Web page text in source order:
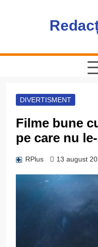
DIVERTISMENT
Filme bune
pe care nu
RPlus 13 august